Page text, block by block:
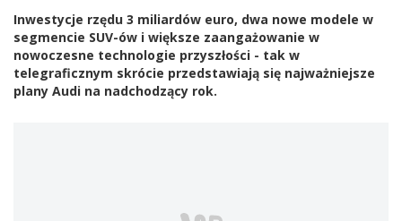
Inwestycje rzędu 3 miliardów euro, dwa nowe modele w
segmencie SUV-ów i większe zaangażowanie w
nowoczesne technologie przyszłości - tak w
telegraficznym skrócie przedstawiają się najważniejsze
plany Audi na nadchodzący rok.